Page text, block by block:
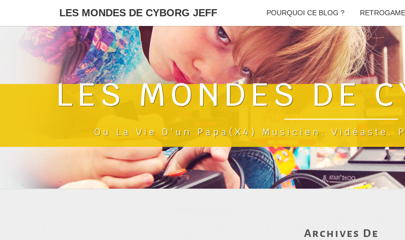
LES MONDES DE CYBORG JEFF POURQUOI CE BLOG ?
LES MONDES DE
Ou La Vie D'un Papa(x4) Musicien, Vidéaste,
Archives De